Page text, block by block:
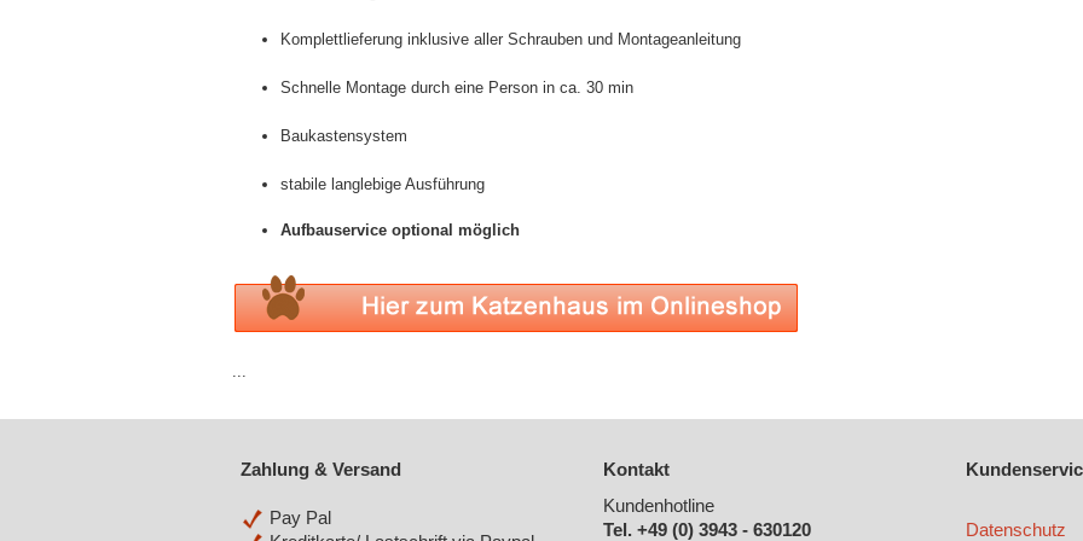
Komplettlieferung inklusive aller Schrauben und Montageanleitung
Schnelle Montage durch eine Person in ca. 30 min
Baukastensystem
stabile langlebige Ausführung
Aufbauservice optional möglich
...
Zahlung & Versand
Pay Pal
Kontakt
Kundenhotline
Tel. +49 (0) 3943 - 630120
Datenschutz